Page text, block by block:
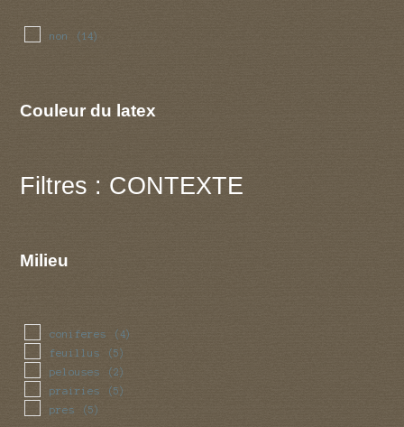
non (14)
Couleur du latex
Filtres : CONTEXTE
Milieu
coniferes (4)
feuillus (5)
pelouses (2)
prairies (5)
pres (5)